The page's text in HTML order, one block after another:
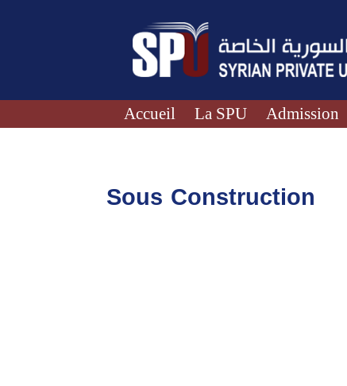
Accueil La SPU Admission
Sous Construction